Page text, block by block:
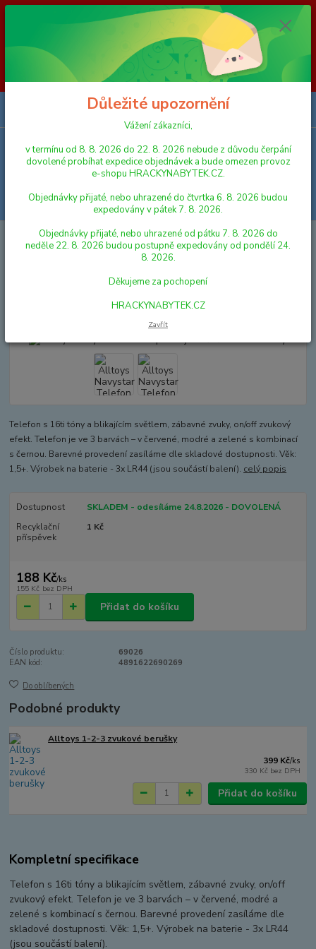
Vážení zákazníci, v termínu od 8. 8. 2026 do 23. 8. 2026 nebude z
důvodu čerpání dovolené probíhat expedice objednávek a bude omezen
provoz e-shopu HRACKYNABYTEK.CZ. Objednávky přijaté, nebo
uhrazené do čtvrtka 6. 8. 2026 budou expedovány v pátek 7. 8. 2026.
Objednávky přijaté, nebo uhrazené od pátku 7. 8. 2026 do neděle 23. 8.
2026 budou postupně expedovány od pondělí 24. 8. 2026. Děkujeme za
pochopení HRACKYNABYTEK.CZ
Menu
Hledat
PRO NEJMENŠÍ
Alltoys Navystar Telefon pro nejmenší černo -
barevný
Alltoys Navystar Telefon pro
nejmenší černo - barevný
Telefon s 16ti tóny a blikajícím světlem, zábavné zvuky, on/off zvukový
efekt. Telefon je ve 3 barvách – v červené, modré a zelené s kombinací
s černou. Barevné provedení zasíláme dle skladové dostupnosti. Věk:
1,5+. Výrobek na baterie - 3x LR44 (jsou součástí balení). celý popis
Dostupnost
SKLADEM - odesíláme 24.8.2026 - DOVOLENÁ
Recyklační
příspěvek
1 Kč
188 Kč/ks
155 Kč bez DPH
Přidat do košíku
Číslo produktu:
69026
EAN kód:
4891622690269
Do oblíbených
Podobné produkty
Alltoys 1-2-3 zvukové berušky
399 Kč/ks
330 Kč bez DPH
Přidat do košíku
Kompletní specifikace
Telefon s 16ti tóny a blikajícím světlem, zábavné zvuky, on/off
zvukový efekt. Telefon je ve 3 barvách – v červené, modré a
zelené s kombinací s černou. Barevné provedení zasíláme dle
skladové dostupnosti. Věk: 1,5+. Výrobek na baterie -3x LR44
(jsou součástí balení).
Důležité upozornění
Vážení zákazníci,
v termínu od 8. 8. 2026 do 22. 8. 2026 nebude z důvodu čerpání
dovolené probíhat expedice objednávek a bude omezen provoz
e-shopu HRACKYNABYTEK.CZ.
Objednávky přijaté, nebo uhrazené do čtvrtka 6. 8. 2026 budou
expedovány v pátek 7. 8. 2026.
Objednávky přijaté, nebo uhrazené od pátku 7. 8. 2026 do
neděle 22. 8. 2026 budou postupně expedovány od pondělí 24.
8. 2026.
Děkujeme za pochopení
HRACKYNABYTEK.CZ
Zavřít